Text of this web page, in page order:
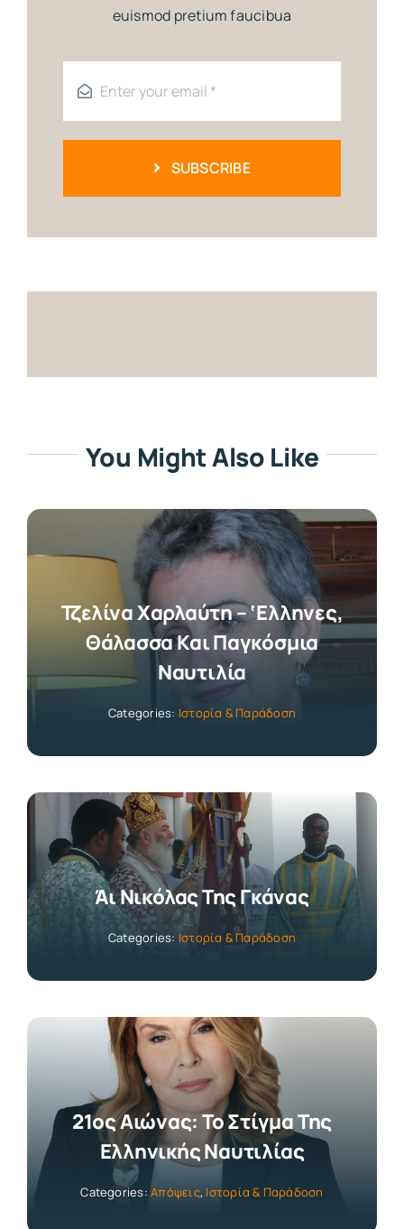
euismod pretium faucibua
SUBSCRIBE
You Might Also Like
Τζελίνα Χαρλαύτη – ‘Ελληνες,
Θάλασσα Και Παγκόσμια
Ναυτιλία
Categories: Ιστορία & Παράδοση
Άι Νικόλας Της Γκάνας
Categories: Ιστορία & Παράδοση
21ος Αιώνας: Το Στίγμα Της
Ελληνικής Ναυτιλίας
Categories:Απόψεις, Ιστορία & Παράδοση